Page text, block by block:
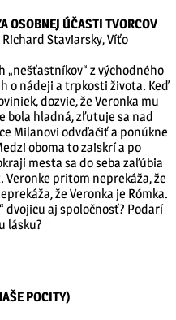
OSOBNEJ ÚČASTI TVORCOV
Richard Staviarsky, Víťo
„nešťastníkov“ z východného
o nádeji a trpkosti života. Keď
dozvie, že Veronka mu
bola hladná, zľutuje sa nad
Milanovi odvďačiť a ponúkne
oboma to zaiskrí a po
mesta sa do seba zaľúbia
pritom neprekáža, že
že Veronka je Rómka.
dvojicu aj spoločnosť? Podarí
lásku?
POCITY)